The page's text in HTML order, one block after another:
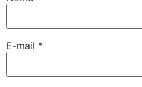
E-mail *